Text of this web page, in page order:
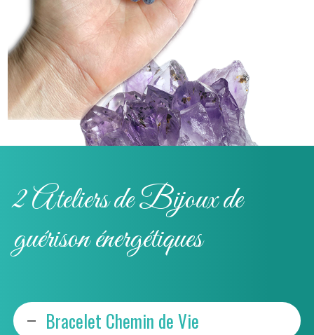
2 Ateliers de Bijoux de
guérison énergétiques
Bracelet Chemin de Vie